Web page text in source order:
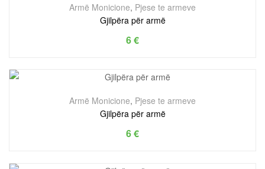
Armë Monicione, Pjese te armeve
Gjilpëra për armë
6€
Armë Monicione, Pjese te armeve
Gjilpëra për armë
6€